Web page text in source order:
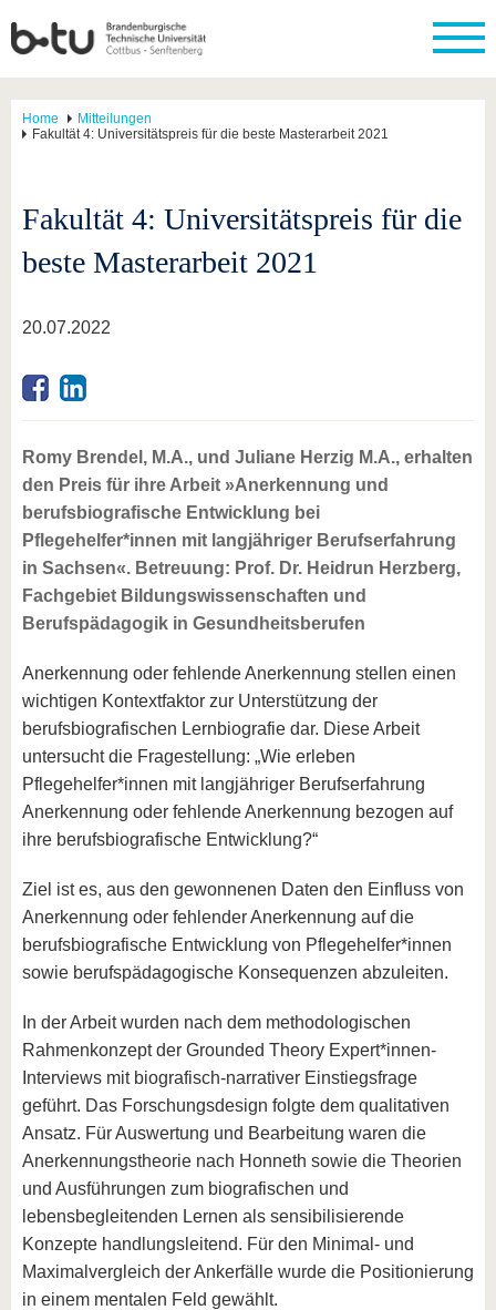
Home
Mitteilungen
Fakultät 4: Universitätspreis für die beste Masterarbeit 2021
Fakultät 4: Universitätspreis für die
beste Masterarbeit 2021
20.07.2022
Romy Brendel, M.A., und Juliane Herzig M.A., erhalten
den Preis für ihre Arbeit »Anerkennung und
berufsbiografische Entwicklung bei
Pflegehelfer*innen mit langjähriger Berufserfahrung
in Sachsen«. Betreuung: Prof. Dr. Heidrun Herzberg,
Fachgebiet Bildungswissenschaften und
Berufspädagogik in Gesundheitsberufen
Anerkennung oder fehlende Anerkennung stellen einen
wichtigen Kontextfaktor zur Unterstützung der
berufsbiografischen Lernbiografie dar. Diese Arbeit
untersucht die Fragestellung: „Wie erleben
Pflegehelfer*innen mit langjähriger Berufserfahrung
Anerkennung oder fehlende Anerkennung bezogen auf
ihre berufsbiografische Entwicklung?“
Ziel ist es, aus den gewonnenen Daten den Einfluss von
Anerkennung oder fehlender Anerkennung auf die
berufsbiografische Entwicklung von Pflegehelfer*innen
sowie berufspädagogische Konsequenzen abzuleiten.
In der Arbeit wurden nach dem methodologischen
Rahmenkonzept der Grounded Theory Expert*innen-
Interviews mit biografisch-narrativer Einstiegsfrage
geführt. Das Forschungsdesign folgte dem qualitativen
Ansatz. Für Auswertung und Bearbeitung waren die
Anerkennungstheorie nach Honneth sowie die Theorien
und Ausführungen zum biografischen und
lebensbegleitenden Lernen als sensibilisierende
Konzepte handlungsleitend. Für den Minimal- und
Maximalvergleich der Ankerfälle wurde die Positionierung
in einem mentalen Feld gewählt.